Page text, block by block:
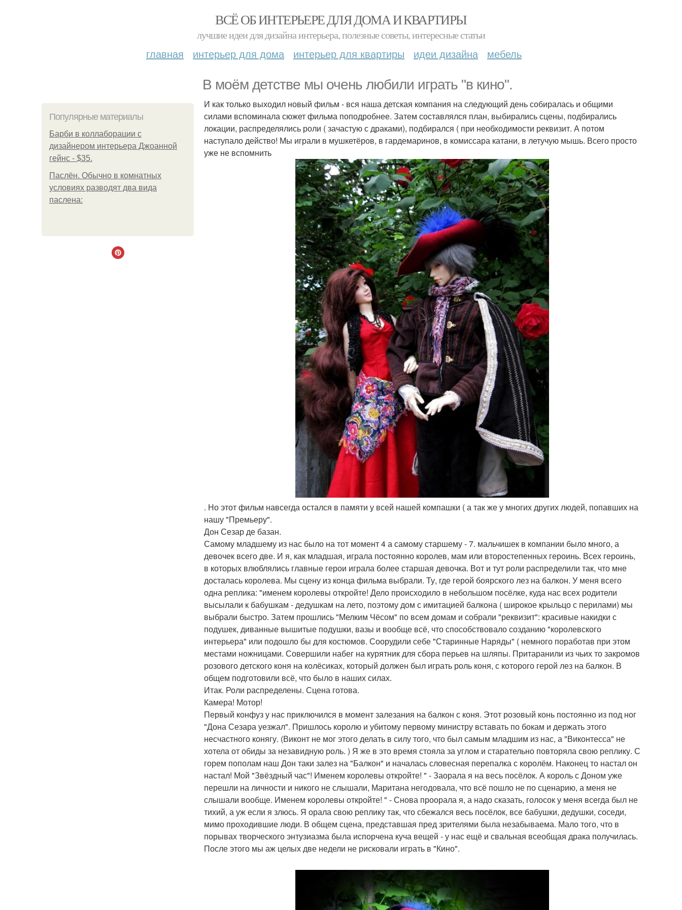
ВСЁ ОБ ИНТЕРЬЕРЕ ДЛЯ ДОМА И КВАРТИРЫ
лучшие идеи для дизайна интерьера, полезные советы, интересные статьи
главная интерьер для дома интерьер для квартиры идеи дизайна мебель
В моём детстве мы очень любили играть "в кино".
Популярные материалы
Барби в коллаборации с
дизайнером интерьера Джоанной
гейнс - $35.
Паслён. Обычно в комнатных
условиях разводят два вида
паслена:
И как только выходил новый фильм - вся наша детская компания на следующий день собиралась и общими
силами вспоминала сюжет фильма поподробнее. Затем составлялся план, выбирались сцены, подбирались
локации, распределялись роли ( зачастую с драками), подбирался ( при необходимости реквизит. А потом
наступало действо! Мы играли в мушкетёров, в гардемаринов, в комиссара катани, в летучую мышь. Всего просто
уже не вспомнить
. Но этот фильм навсегда остался в памяти у всей нашей компашки ( а так же у многих других людей, попавших на
нашу "Премьеру".
Дон Сезар де базан.
Самому младшему из нас было на тот момент 4 а самому старшему - 7. мальчишек в компании было много, а
девочек всего две. И я, как младшая, играла постоянно королев, мам или второстепенных героинь. Всех героинь,
в которых влюблялись главные герои играла более старшая девочка. Вот и тут роли распределили так, что мне
досталась королева. Мы сцену из конца фильма выбрали. Ту, где герой боярского лез на балкон. У меня всего
одна реплика: "именем королевы откройте! Дело происходило в небольшом посёлке, куда нас всех родители
высылали к бабушкам - дедушкам на лето, поэтому дом с имитацией балкона ( широкое крыльцо с перилами) мы
выбрали быстро. Затем прошлись "Мелким Чёсом" по всем домам и собрали "реквизит": красивые накидки с
подушек, диванные вышитые подушки, вазы и вообще всё, что способствовало созданию "королевского
интерьера" или подошло бы для костюмов. Соорудили себе "Старинные Наряды" ( немного поработав при этом
местами ножницами. Совершили набег на курятник для сбора перьев на шляпы. Притаранили из чьих то закромов
розового детского коня на колёсиках, который должен был играть роль коня, с которого герой лез на балкон. В
общем подготовили всё, что было в наших силах.
Итак. Роли распределены. Сцена готова.
Камера! Мотор!
Первый конфуз у нас приключился в момент залезания на балкон с коня. Этот розовый конь постоянно из под ног
"Дона Сезара уезжал". Пришлось королю и убитому первому министру вставать по бокам и держать этого
несчастного конягу. (Виконт не мог этого делать в силу того, что был самым младшим из нас, а "Виконтесса" не
хотела от обиды за незавидную роль. ) Я же в это время стояла за углом и старательно повторяла свою реплику. С
горем пополам наш Дон таки залез на "Балкон" и началась словесная перепалка с королём. Наконец то настал он
настал! Мой "Звёздный час"! Именем королевы откройте! " - Заорала я на весь посёлок. А король с Доном уже
перешли на личности и никого не слышали, Маритана негодовала, что всё пошло не по сценарию, а меня не
слышали вообще. Именем королевы откройте! " - Снова проорала я, а надо сказать, голосок у меня всегда был не
тихий, а уж если я злюсь. Я орала свою реплику так, что сбежался весь посёлок, все бабушки, дедушки, соседи,
мимо проходившие люди. В общем сцена, представшая пред зрителями была незабываема. Мало того, что в
порывах творческого энтузиазма была испорчена куча вещей - у нас ещё и свальная всеобщая драка получилась.
После этого мы аж целых две недели не рисковали играть в "Кино".